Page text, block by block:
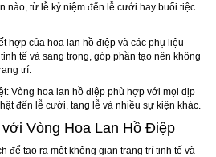
nào, từ lễ kỷ niệm đến lễ cưới hay buổi tiệc
hợp của hoa lan hồ điệp và các phụ liệu
tế và sang trọng, góp phần tạo nên không
trí.
Vòng hoa lan hồ điệp phù hợp với mọi dịp
đến lễ cưới, tang lễ và nhiều sự kiện khác.
Vòng Hoa Lan Hồ Điệp
để tạo ra một không gian trang trí tinh tế và